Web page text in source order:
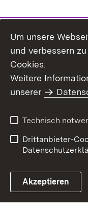
Um unsere
und verbessern
Cookies.
Weitere
unserer
Technisch
Drittanbieter-
Akzeptieren